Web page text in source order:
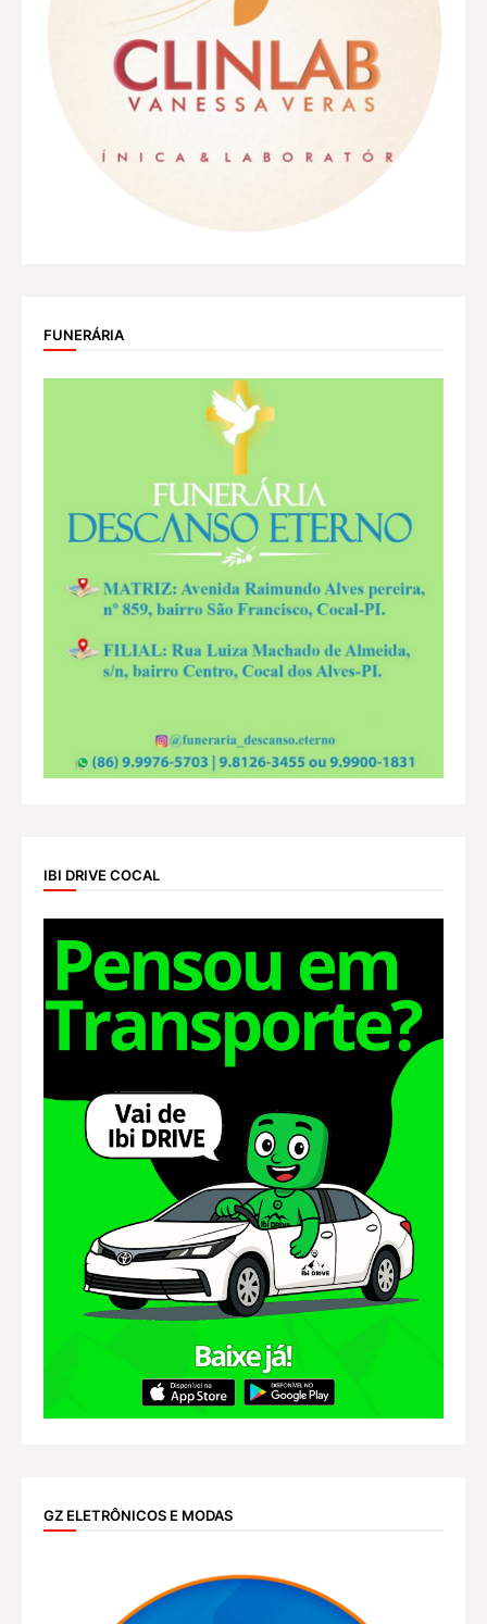
FUNERÁRIA
IBI DRIVE COCAL
GZ ELETRÔNICOS E MODAS